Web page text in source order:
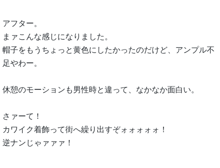
アフター。
まァこんな感じになりました。
帽子をもうちょっと黄色にしたかったのだけど、アンプル不
足やわー。
休憩のモーションも男性時と違って、なかなか面白い。
さァーて！
カワイク着飾って街へ繰り出すぞォォォォォ！
逆ナンじゃァァァ！